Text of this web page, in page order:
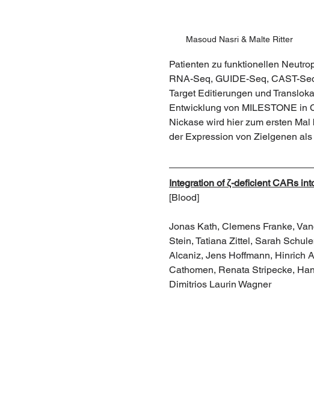
Masoud Nasri & Malte Ritter
Patienten zu funktionellen
RNA-Seq, GUIDE-Seq, CAST-
Target Editierungen und
Entwicklung von MILESTONE in
Nickase wird hier zum ersten
der Expression von Zielgenen
Integration of ζ-deficient CARs
[Blood]
Jonas Kath, Clemens Franke,
Stein, Tatiana Zittel, Sarah
Alcaniz, Jens Hoffmann, Hinrich
Cathomen, Renata Stripecke,
Dimitrios Laurin Wagner